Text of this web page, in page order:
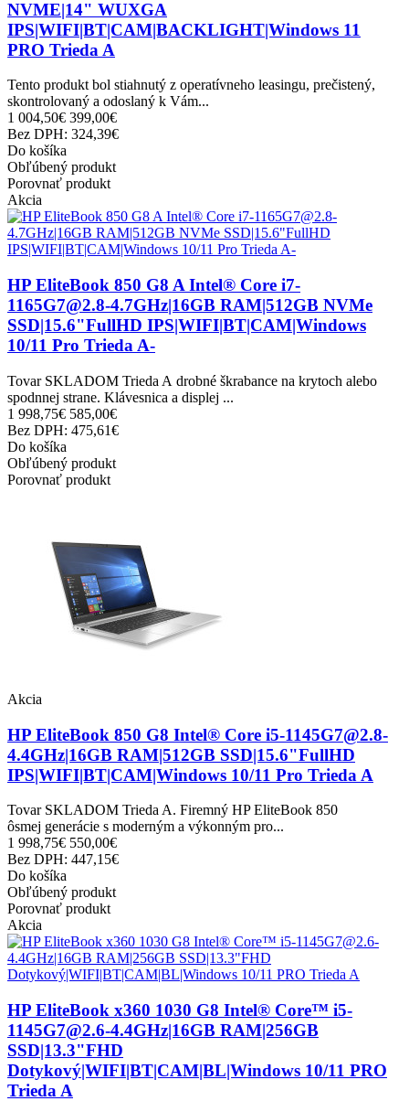
NVME|14" WUXGA
IPS|WIFI|BT|CAM|BACKLIGHT|Windows 11
PRO Trieda A
Tento produkt bol stiahnutý z operatívneho leasingu, prečistený,
skontrolovaný a odoslaný k Vám...
1 004,50€ 399,00€
Bez DPH: 324,39€
Do košíka
Obľúbený produkt
Porovnať produkt
Akcia
HP EliteBook 850 G8 A Intel® Core i7-
1165G7@2.8-4.7GHz|16GB RAM|512GB NVMe
SSD|15.6"FullHD IPS|WIFI|BT|CAM|Windows
10/11 Pro Trieda A-
Tovar SKLADOM Trieda A drobné škrabance na krytoch alebo
spodnnej strane. Klávesnica a displej ...
1 998,75€ 585,00€
Bez DPH: 475,61€
Do košíka
Obľúbený produkt
Porovnať produkt
Akcia
HP EliteBook 850 G8 Intel® Core i5-1145G7@2.8-
4.4GHz|16GB RAM|512GB SSD|15.6"FullHD
IPS|WIFI|BT|CAM|Windows 10/11 Pro Trieda A
Tovar SKLADOM Trieda A. Firemný HP EliteBook 850
ôsmej generácie s moderným a výkonným pro...
1 998,75€ 550,00€
Bez DPH: 447,15€
Do košíka
Obľúbený produkt
Porovnať produkt
Akcia
HP EliteBook x360 1030 G8 Intel® Core™ i5-
1145G7@2.6-4.4GHz|16GB RAM|256GB
SSD|13.3"FHD
Dotykový|WIFI|BT|CAM|BL|Windows 10/11 PRO
Trieda A